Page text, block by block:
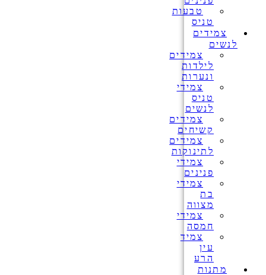
טבעות
טניס
צמידים
לנשים
צמידים
לילדות
ונערות
צמידי
טניס
לנשים
צמידים
קשיחים
צמידים
לתינוקות
צמידי
פנינים
צמידי
בת
מצווה
צמידי
חמסה
צמיד
עין
הרע
מתנות